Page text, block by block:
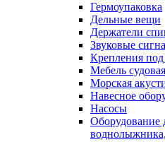
Гермоупаковка
Дельные вещи
Держатели
Звуковые
Крепления под
Мебель судовая
Морская
Навесное
Насосы
Оборудование